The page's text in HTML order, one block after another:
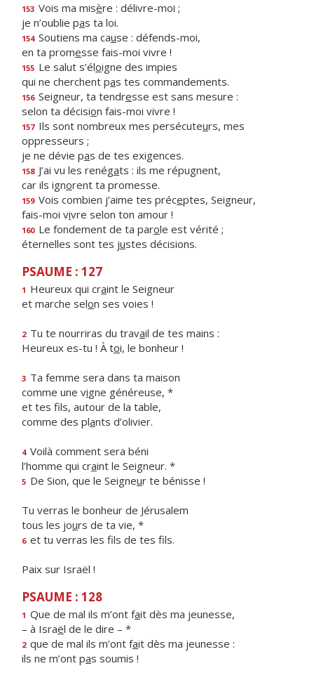
153 Vois ma misère : délivre-moi ;
je n’oublie pas ta loi.
154 Soutiens ma cause : défends-moi,
en ta promesse fais-moi vivre !
155 Le salut s’éloigne des impies
qui ne cherchent pas tes commandements.
156 Seigneur, ta tendresse est sans mesure :
selon ta décision fais-moi vivre !
157 Ils sont nombreux mes persécuteurs, mes
oppresseurs ;
je ne dévie pas de tes exigences.
158 J’ai vu les renégats : ils me répugnent,
car ils ignorent ta promesse.
159 Vois combien j’aime tes préceptes, Seigneur,
fais-moi vivre selon ton amour !
160 Le fondement de ta parole est vérité ;
éternelles sont tes justes décisions.
PSAUME : 127
1 Heureux qui craint le Seigneur
et marche selon ses voies !
2 Tu te nourriras du travail de tes mains :
Heureux es-tu ! À toi, le bonheur !
3 Ta femme sera dans ta maison
comme une vigne généreuse, *
et tes fils, autour de la table,
comme des plants d’olivier.
4 Voilà comment sera béni
l’homme qui craint le Seigneur. *
5 De Sion, que le Seigneur te bénisse !
Tu verras le bonheur de Jérusalem
tous les jours de ta vie, *
6 et tu verras les fls de tes fils.
Paix sur Israël !
PSAUME : 128
1 Que de mal ils m’ont fait dès ma jeunesse,
– à Israël de le dire – *
2 que de mal ils m’ont fait dès ma jeunesse :
ils ne m’ont pas soumis !